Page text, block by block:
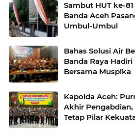
Sambut HUT ke-
Banda Aceh
Umbul-Umbul
Bahas Solusi Air
Banda Raya
Bersama Muspika
Kapolda Aceh:
Akhir
Tetap Pilar